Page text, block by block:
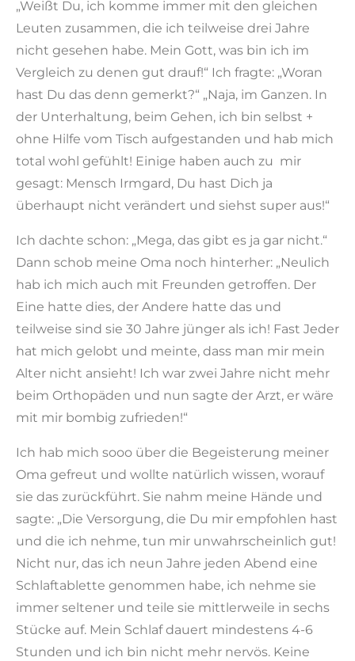
„Weißt Du, ich komme immer mit den gleichen
Leuten zusammen, die ich teilweise drei Jahre
nicht gesehen habe. Mein Gott, was bin ich im
Vergleich zu denen gut drauf!“ Ich fragte: „Woran
hast Du das denn gemerkt?“ „Naja, im Ganzen. In
der Unterhaltung, beim Gehen, ich bin selbst +
ohne Hilfe vom Tisch aufgestanden und hab mich
total wohl gefühlt! Einige haben auch zu mir
gesagt: Mensch Irmgard, Du hast Dich ja
überhaupt nicht verändert und siehst super aus!“
Ich dachte schon: „Mega, das gibt es ja gar nicht.“
Dann schob meine Oma noch hinterher: „Neulich
hab ich mich auch mit Freunden getroffen. Der
Eine hatte dies, der Andere hatte das und
teilweise sind sie 30 Jahre jünger als ich! Fast Jeder
hat mich gelobt und meinte, dass man mir mein
Alter nicht ansieht! Ich war zwei Jahre nicht mehr
beim Orthopäden und nun sagte der Arzt, er wäre
mit mir bombig zufrieden!“
Ich hab mich sooo über die Begeisterung meiner
Oma gefreut und wollte natürlich wissen, worauf
sie das zurückführt. Sie nahm meine Hände und
sagte: „Die Versorgung, die Du mir empfohlen hast
und die ich nehme, tun mir unwahrscheinlich gut!
Nicht nur, das ich neun Jahre jeden Abend eine
Schlaftablette genommen habe, ich nehme sie
immer seltener und teile sie mittlerweile in sechs
Stücke auf. Mein Schlaf dauert mindestens 4-6
Stunden und ich bin nicht mehr nervös. Keine